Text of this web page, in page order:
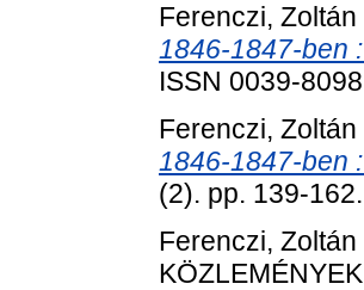
Ferenczi, Zoltán
1846-1847-ben
ISSN 0039-8098
Ferenczi, Zoltán
1846-1847-ben
(2). pp. 139-
Ferenczi, Zoltán